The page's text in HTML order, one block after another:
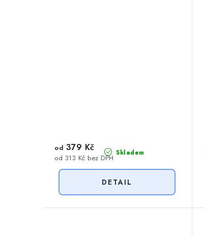
Skladem
od 313 Kč bez DPH
od 379 Kč